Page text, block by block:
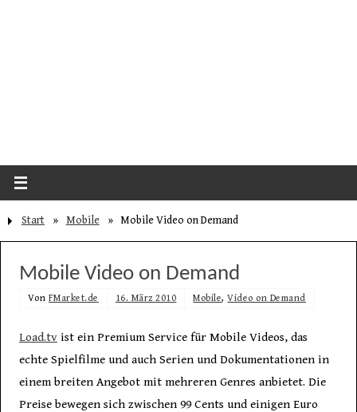
Start » Mobile » Mobile Video on Demand
Mobile Video on Demand
Von FMarket.de 16. März 2010 Mobile,Video on Demand
Load.tvist ein Premium Service für Mobile Videos, das
echte Spielfilme und auch Serien und Dokumentationen in
einem breiten Angebot mit mehreren Genres anbietet. Die
Preise bewegen sich zwischen 99 Cents und einigen Euro